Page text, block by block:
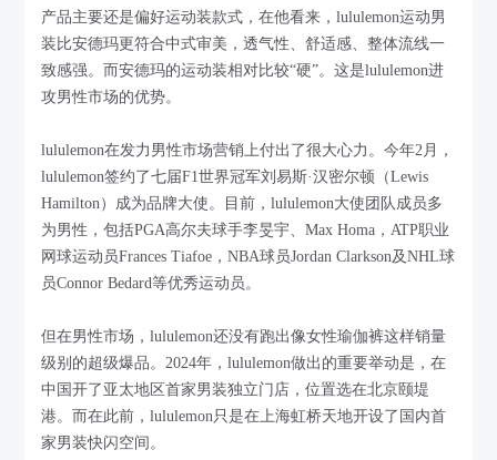
产品主要还是偏好运动装款式，在他看来，lululemon运动男
装比安德玛更符合中式审美，透气性、舒适感、整体流线一
致感强。而安德玛的运动装相对比较“硬”。这是lululemon进
攻男性市场的优势。
lululemon在发力男性市场营销上付出了很大心力。今年2月，
lululemon签约了七届F1世界冠军刘易斯·汉密尔顿（Lewis
Hamilton）成为品牌大使。目前，lululemon大使团队成员多
为男性，包括PGA高尔夫球手李旻宇、Max Homa，ATP职业
网球运动员Frances Tiafoe，NBA球员Jordan Clarkson及NHL球
员Connor Bedard等优秀运动员。
但在男性市场，lululemon还没有跑出像女性瑜伽裤这样销量
级别的超级爆品。2024年，lululemon做出的重要举动是，在
中国开了亚太地区首家男装独立门店，位置选在北京颐堤
港。而在此前，lululemon只是在上海虹桥天地开设了国内首
家男装快闪空间。